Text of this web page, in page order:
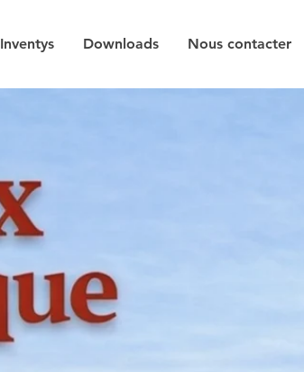
Inventys Downloads Nous contacter